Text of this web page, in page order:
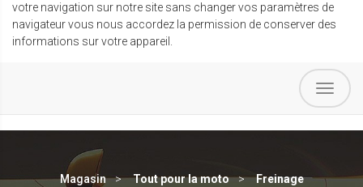
votre navigation sur notre site sans changer vos paramètres de
navigateur vous nous accordez la permission de conserver des
informations sur votre appareil.
Magasin Tout pour la moto
Freinage